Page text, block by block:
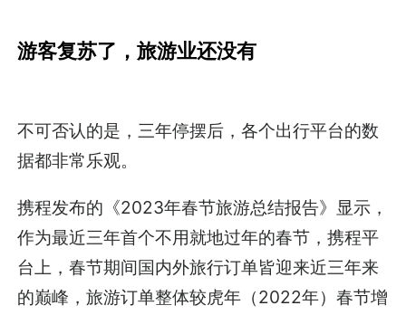
游客复苏了，旅游业还没有
不可否认的是，三年停摆后，各个出行平台的数
据都非常乐观。
携程发布的《2023年春节旅游总结报告》显示，
作为最近三年首个不用就地过年的春节，携程平
台上，春节期间国内外旅行订单皆迎来近三年来
的巅峰，旅游订单整体较虎年（2022年）春节增